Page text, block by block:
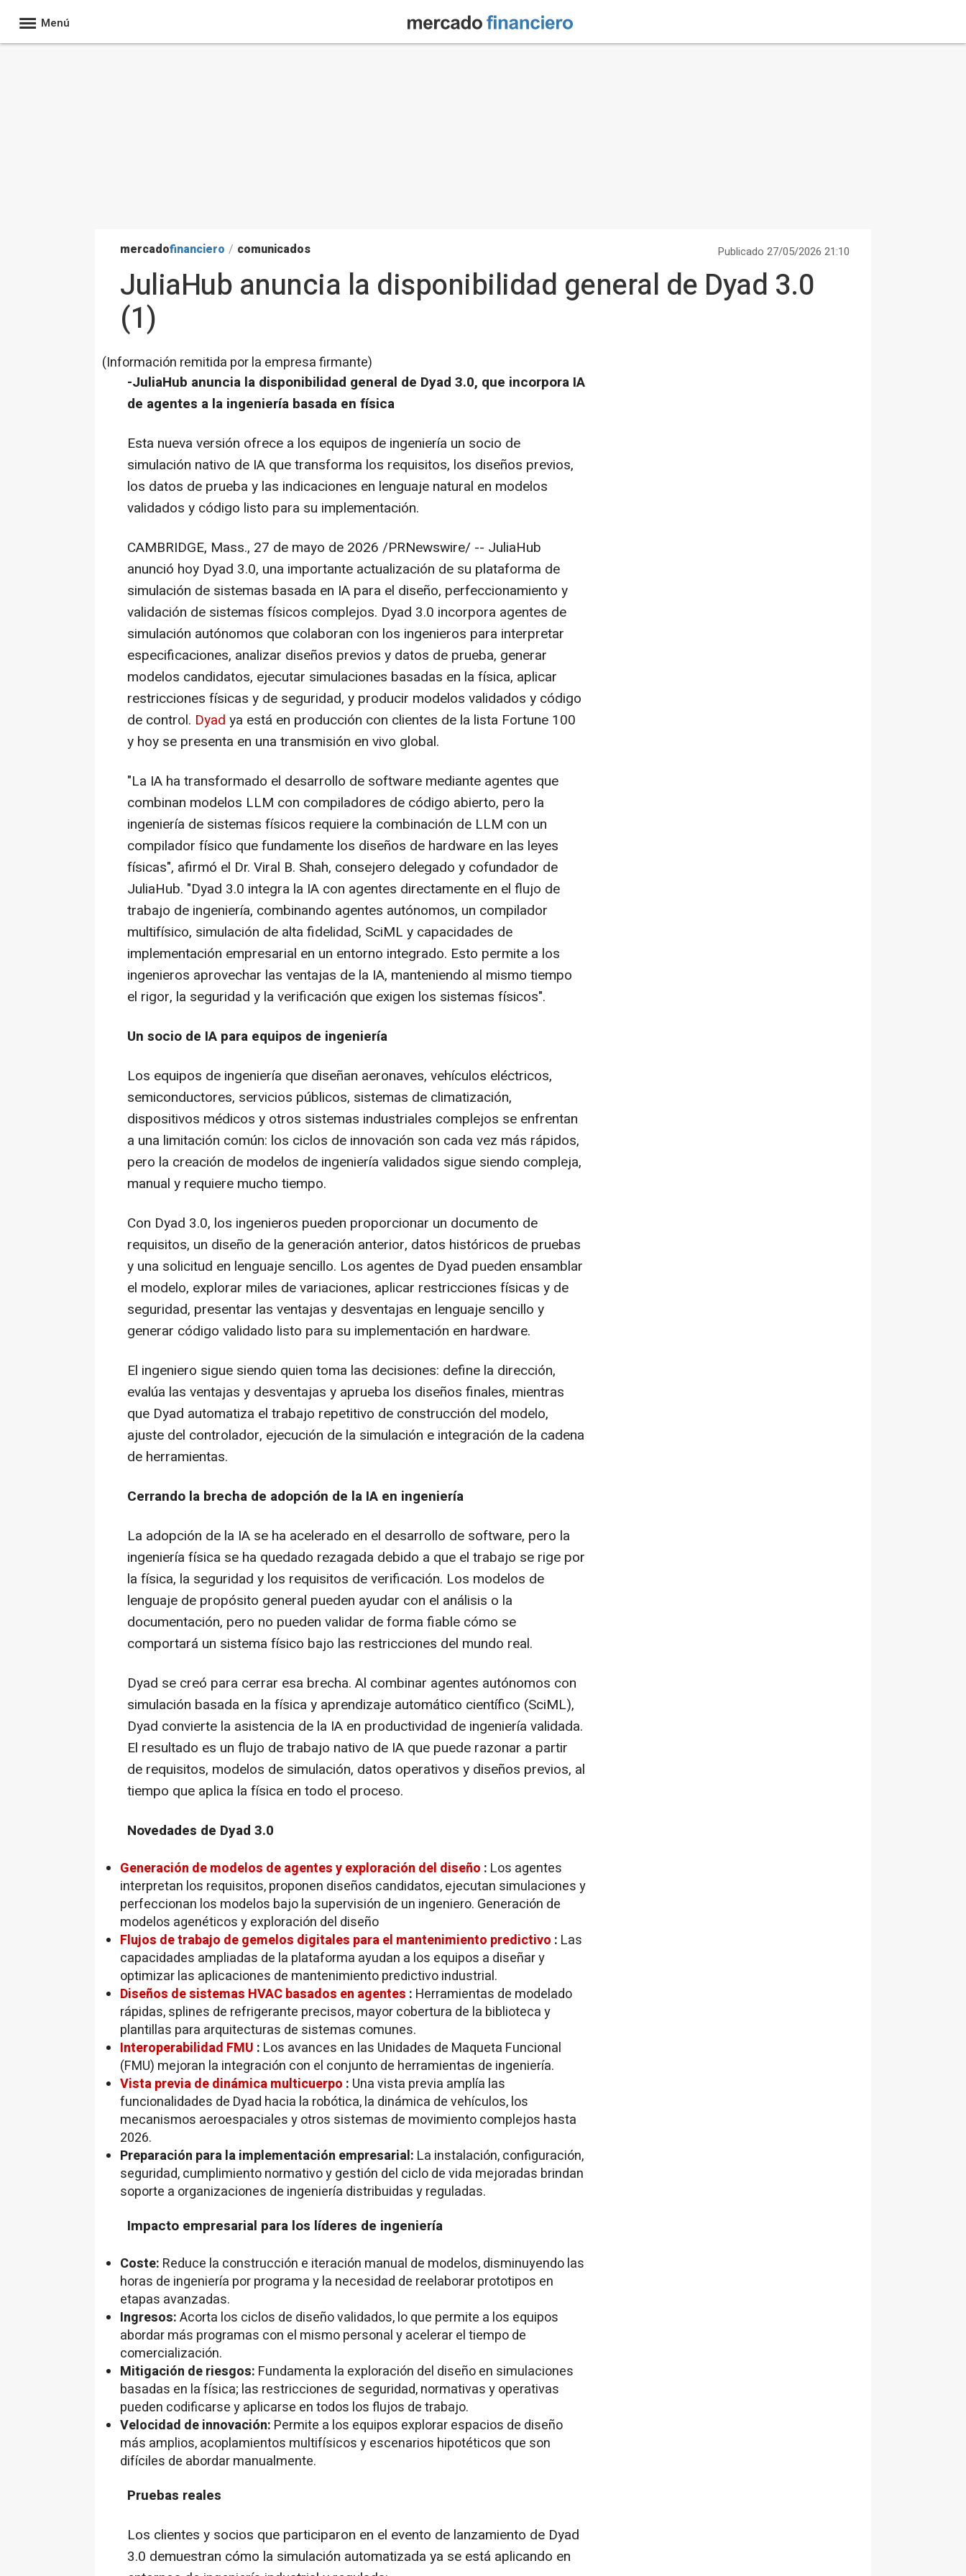
Menú
mercadofinanciero / comunicados Publicado 27/05/2026 21:10
JuliaHub anuncia la disponibilidad general de Dyad 3.0
(1)
(Información remitida por la empresa firmante)
-JuliaHub anuncia la disponibilidad general de Dyad 3.0, que incorpora IA
de agentes a la ingeniería basada en física
Esta nueva versión ofrece a los equipos de ingeniería un socio de
simulación nativo de IA que transforma los requisitos, los diseños previos,
los datos de prueba y las indicaciones en lenguaje natural en modelos
validados y código listo para su implementación.
CAMBRIDGE, Mass., 27 de mayo de 2026 /PRNewswire/ -- JuliaHub
anunció hoy Dyad 3.0, una importante actualización de su plataforma de
simulación de sistemas basada en IA para el diseño, perfeccionamiento y
validación de sistemas físicos complejos. Dyad 3.0 incorpora agentes de
simulación autónomos que colaboran con los ingenieros para interpretar
especificaciones, analizar diseños previos y datos de prueba, generar
modelos candidatos, ejecutar simulaciones basadas en la física, aplicar
restricciones físicas y de seguridad, y producir modelos validados y código
de control. Dyad ya está en producción con clientes de la lista Fortune 100
y hoy se presenta en una transmisión en vivo global.
"La IA ha transformado el desarrollo de software mediante agentes que
combinan modelos LLM con compiladores de código abierto, pero la
ingeniería de sistemas físicos requiere la combinación de LLM con un
compilador físico que fundamente los diseños de hardware en las leyes
físicas", afirmó el Dr. Viral B. Shah, consejero delegado y cofundador de
JuliaHub. "Dyad 3.0 integra la IA con agentes directamente en el flujo de
trabajo de ingeniería, combinando agentes autónomos, un compilador
multifísico, simulación de alta fidelidad, SciML y capacidades de
implementación empresarial en un entorno integrado. Esto permite a los
ingenieros aprovechar las ventajas de la IA, manteniendo al mismo tiempo
el rigor, la seguridad y la verificación que exigen los sistemas físicos".
Un socio de IA para equipos de ingeniería
Los equipos de ingeniería que diseñan aeronaves, vehículos eléctricos,
semiconductores, servicios públicos, sistemas de climatización,
dispositivos médicos y otros sistemas industriales complejos se enfrentan
a una limitación común: los ciclos de innovación son cada vez más rápidos,
pero la creación de modelos de ingeniería validados sigue siendo compleja,
manual y requiere mucho tiempo.
Con Dyad 3.0, los ingenieros pueden proporcionar un documento de
requisitos, un diseño de la generación anterior, datos históricos de pruebas
y una solicitud en lenguaje sencillo. Los agentes de Dyad pueden ensamblar
el modelo, explorar miles de variaciones, aplicar restricciones físicas y de
seguridad, presentar las ventajas y desventajas en lenguaje sencillo y
generar código validado listo para su implementación en hardware.
El ingeniero sigue siendo quien toma las decisiones: define la dirección,
evalúa las ventajas y desventajas y aprueba los diseños finales, mientras
que Dyad automatiza el trabajo repetitivo de construcción del modelo,
ajuste del controlador, ejecución de la simulación e integración de la cadena
de herramientas.
Cerrando la brecha de adopción de la IA en ingeniería
La adopción de la IA se ha acelerado en el desarrollo de software, pero la
ingeniería física se ha quedado rezagada debido a que el trabajo se rige por
la física, la seguridad y los requisitos de verificación. Los modelos de
lenguaje de propósito general pueden ayudar con el análisis o la
documentación, pero no pueden validar de forma fiable cómo se
comportará un sistema físico bajo las restricciones del mundo real.
Dyad se creó para cerrar esa brecha. Al combinar agentes autónomos con
simulación basada en la física y aprendizaje automático científico (SciML),
Dyad convierte la asistencia de la IA en productividad de ingeniería validada.
El resultado es un flujo de trabajo nativo de IA que puede razonar a partir
de requisitos, modelos de simulación, datos operativos y diseños previos, al
tiempo que aplica la física en todo el proceso.
Novedades de Dyad 3.0
Generación de modelos de agentes y exploración del diseño : Los agentes
interpretan los requisitos, proponen diseños candidatos, ejecutan simulaciones y
perfeccionan los modelos bajo la supervisión de un ingeniero. Generación de
modelos agenéticos y exploración del diseño
Flujos de trabajo de gemelos digitales para el mantenimiento predictivo : Las
capacidades ampliadas de la plataforma ayudan a los equipos a diseñar y
optimizar las aplicaciones de mantenimiento predictivo industrial.
Diseños de sistemas HVAC basados en agentes : Herramientas de modelado
rápidas, splines de refrigerante precisos, mayor cobertura de la biblioteca y
plantillas para arquitecturas de sistemas comunes.
Interoperabilidad FMU : Los avances en las Unidades de Maqueta Funcional
(FMU) mejoran la integración con el conjunto de herramientas de ingeniería.
Vista previa de dinámica multicuerpo : Una vista previa amplía las
funcionalidades de Dyad hacia la robótica, la dinámica de vehículos, los
mecanismos aeroespaciales y otros sistemas de movimiento complejos hasta
2026.
Preparación para la implementación empresarial: La instalación, configuración,
seguridad, cumplimiento normativo y gestión del ciclo de vida mejoradas brindan
soporte a organizaciones de ingeniería distribuidas y reguladas.
Impacto empresarial para los líderes de ingeniería
Coste: Reduce la construcción e iteración manual de modelos, disminuyendo las
horas de ingeniería por programa y la necesidad de reelaborar prototipos en
etapas avanzadas.
Ingresos:Acorta los ciclos de diseño validados, lo que permite a los equipos
abordar más programas con el mismo personal y acelerar el tiempo de
comercialización.
Mitigación de riesgos: Fundamenta la exploración del diseño en simulaciones
basadas en la física; las restricciones de seguridad, normativas y operativas
pueden codificarse y aplicarse en todos los flujos de trabajo.
Velocidad de innovación: Permite a los equipos explorar espacios de diseño
más amplios, acoplamientos multifísicos y escenarios hipotéticos que son
difíciles de abordar manualmente.
Pruebas reales
Los clientes y socios que participaron en el evento de lanzamiento de Dyad
3.0 demuestran cómo la simulación automatizada ya se está aplicando en